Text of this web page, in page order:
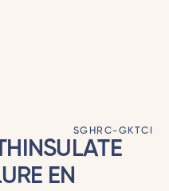
SGHRC-GKTCI
EN